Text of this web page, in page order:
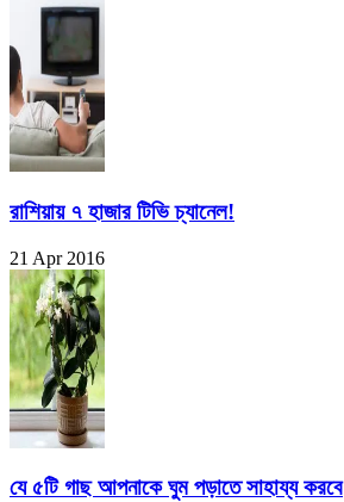
রাশিয়ায় ৭ হাজার টিভি চ্যানেল!
21 Apr 2016
যে ৫টি গাছ আপনাকে ঘুম পড়াতে সাহায্য করবে